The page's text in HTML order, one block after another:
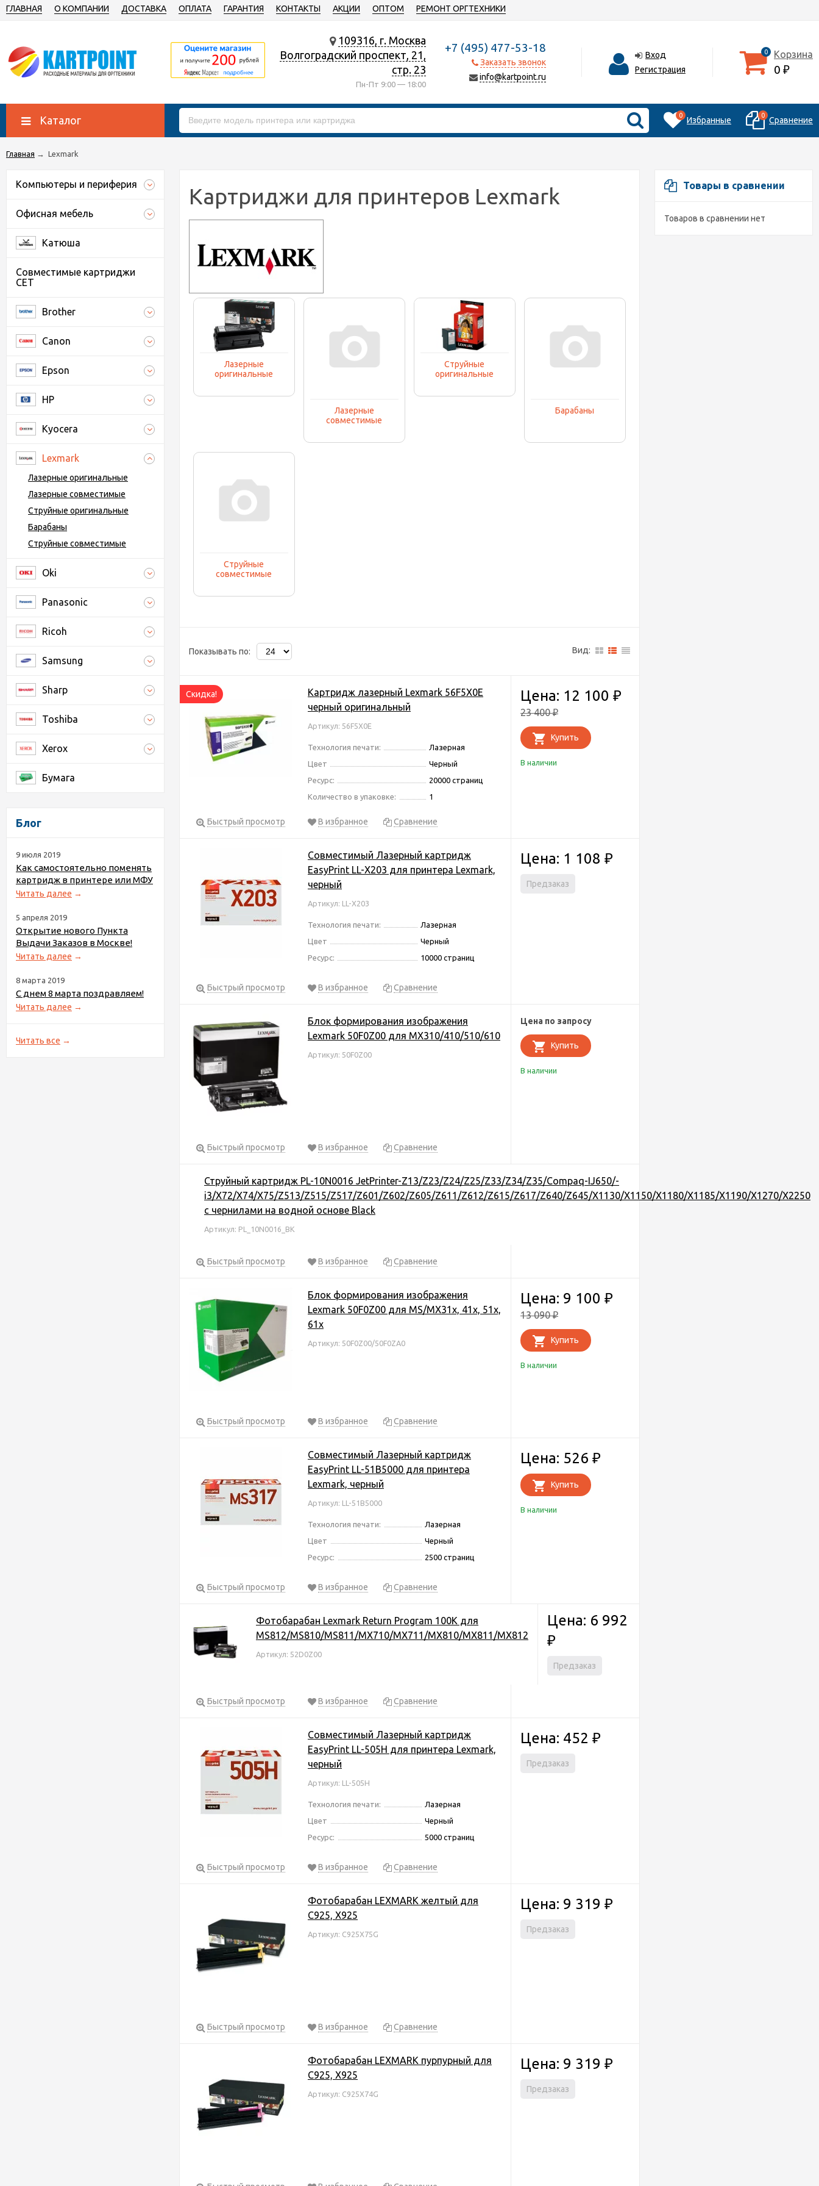
ГЛАВНАЯ О КОМПАНИИ ДОСТАВКА ОПЛАТА ГАРАНТИЯ КОНТАКТЫ АКЦИИ ОПТОМ РЕМОНТ ОРГТЕХНИКИ
109316, г. Москва
Волгоградский проспект, 21,
стр. 23
Пн-Пт 9:00 — 18:00
+7 (495) 477-53-18
Заказать звонок
info@kartpoint.ru
Вход
Регистрация
0 Корзина
0 ₽
Каталог 0 Избранные 0 Сравнение
Главная → Lexmark
Товары в сравнении
Товаров в сравнении нет
Компьютеры и периферия
Офисная мебель
Катюша
Совместимые картриджи
CET
Brother
Canon
Epson
HP
Kyocera
Lexmark
Лазерные оригинальные
Лазерные совместимые
Струйные оригинальные
Барабаны
Струйные совместимые
Oki
Panasonic
Ricoh
Samsung
Sharp
Toshiba
Xerox
Бумага
Блог
9 июля 2019
Как самостоятельно поменять
картридж в принтере или МФУ
Читать далее →
5 апреля 2019
Открытие нового Пункта
Выдачи Заказов в Москве!
Читать далее →
8 марта 2019
С днем 8 марта поздравляем!
Читать далее →
Читать все →
Картриджи для принтеров Lexmark
Лазерные
оригинальные
Лазерные
совместимые
Струйные
оригинальные
Барабаны
Струйные
совместимые
Показывать по: Вид:
Скидка!
Картридж лазерный Lexmark 56F5X0E
черный оригинальный
Артикул: 56F5X0E
Технология печати:
Лазерная
Цвет
Черный
Ресурс:
20000 страниц
Количество в упаковке:
1
Цена: 12 100 ₽
23 400₽
Купить
В наличии
Быстрый просмотр В избранное Сравнение
Совместимый Лазерный картридж
EasyPrint LL-X203 для принтера Lexmark,
черный
Артикул: LL-X203
Технология печати:
Лазерная
Цвет
Черный
Ресурс:
10000 страниц
Цена: 1 108 ₽
Предзаказ
Быстрый просмотр В избранное Сравнение
Блок формирования изображения
Lexmark 50F0Z00 для MX310/410/510/610
Артикул: 50F0Z00
Цена по запросу
Купить
В наличии
Быстрый просмотр В избранное Сравнение
Струйный картридж PL-10N0016 JetPrinter-Z13/Z23/Z24/Z25/Z33/Z34/Z35/Compaq-IJ650/-
i3/X72/X74/X75/Z513/Z515/Z517/Z601/Z602/Z605/Z611/Z612/Z615/Z617/Z640/Z645/X1130/X1150/X1180/X1185/X1190/X1270/X2250
с чернилами на водной основе Black
Артикул: PL_10N0016_BK
Быстрый просмотр В избранное Сравнение
Блок формирования изображения
Lexmark 50F0Z00 для MS/MX31x, 41x, 51x,
61x
Артикул: 50F0Z00/50F0ZA0
Цена: 9 100 ₽
13 090₽
Купить
В наличии
Быстрый просмотр В избранное Сравнение
Совместимый Лазерный картридж
EasyPrint LL-51B5000 для принтера
Lexmark, черный
Артикул: LL-51B5000
Технология печати:
Лазерная
Цвет
Черный
Ресурс:
2500 страниц
Цена: 526 ₽
Купить
В наличии
Быстрый просмотр В избранное Сравнение
Фотобарабан Lexmark Return Program 100K для
MS812/MS810/MS811/MX710/MX711/MX810/MX811/MX812
Артикул: 52D0Z00
Цена: 6 992
₽
Предзаказ
Быстрый просмотр В избранное Сравнение
Совместимый Лазерный картридж
EasyPrint LL-505H для принтера Lexmark,
черный
Артикул: LL-505H
Технология печати:
Лазерная
Цвет
Черный
Ресурс:
5000 страниц
Цена: 452 ₽
Предзаказ
Быстрый просмотр В избранное Сравнение
Фотобарабан LEXMARK желтый для
C925, X925
Артикул: C925X75G
Цена: 9 319 ₽
Предзаказ
Быстрый просмотр В избранное Сравнение
Фотобарабан LEXMARK пурпурный для
C925, X925
Артикул: C925X74G
Цена: 9 319 ₽
Предзаказ